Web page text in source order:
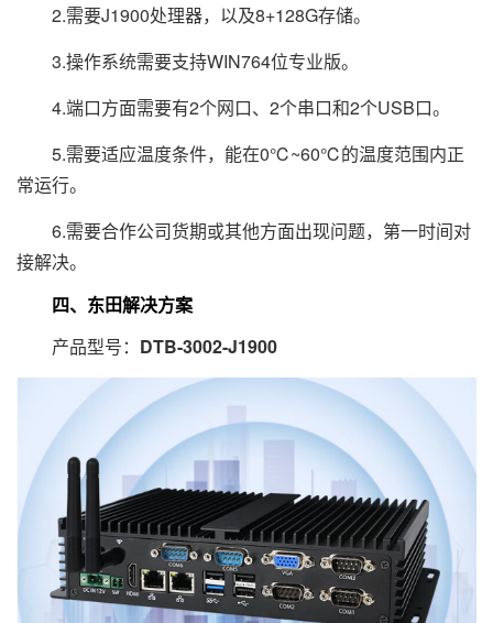
2.需要J1900处理器，以及8+128G存储。
3.操作系统需要支持WIN764位专业版。
4.端口方面需要有2个网口、2个串口和2个USB口。
5.需要适应温度条件，能在0℃~60℃的温度范围内正
常运行。
6.需要合作公司货期或其他方面出现问题，第一时间对
接解决。
四、东田解决方案
产品型号： DTB-3002-J1900